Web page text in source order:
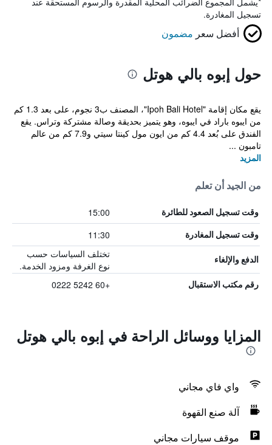
تسجيل المغادرة.
أفضل سعر مضمون
حول إبوه بالي هوتل
يقع مكان إقامة "Ipoh Bali Hotel"، المصنف ب3 نجوم، على بعد 1.3 كم
من ايبوه باراد في ايبوه، وهو يتميز بحديقة وصالة مشتركة وتراس. يقع
الفندق على بُعد 4.4 كم من ايون مول كينتا سيتي و7.9 كم من عالم
تامبون ...
المزيد
من الجيد أن تعلم
وقت تسجيل الصعود للطائرة 15:00
وقت تسجيل المغادرة 11:30
الدفع والإلغاء
تختلف السياسات حسب
نوع الغرفة ومزود الخدمة.
رقم مكتب الاستقبال +60 5242 0222
المزايا ووسائل الراحة في إبوه بالي هوتل
واي فاي مجاني
آلة صنع القهوة
موقف سيارات مجاني